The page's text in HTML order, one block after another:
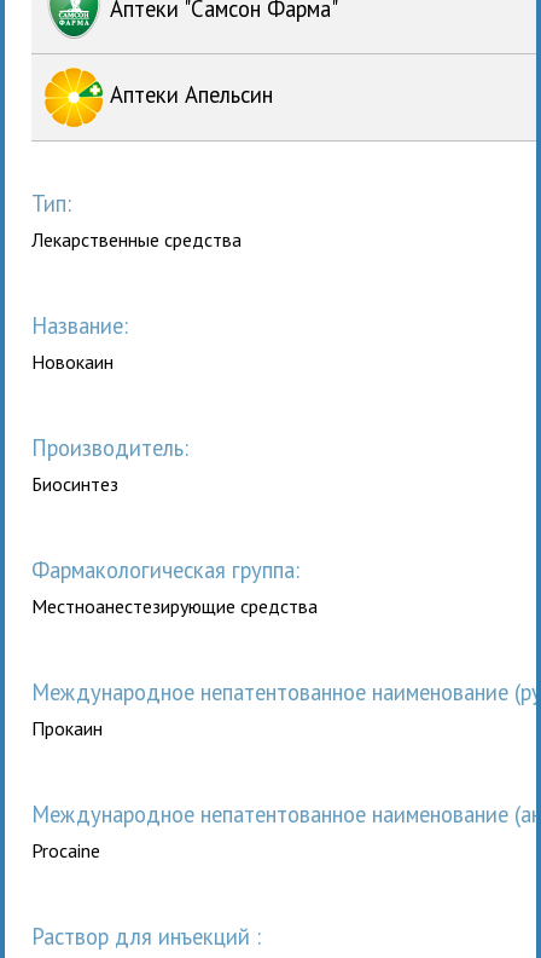
Аптеки "Самсон Фарма"
Аптеки Апельсин
Тип:
Лекарственные средства
Название:
Новокаин
Производитель:
Биосинтез
Фармакологическая группа:
Местноанестезирующие средства
Международное непатентованное наименование
Прокаин
Международное непатентованное наименование
Procaine
раствор для инъекций :